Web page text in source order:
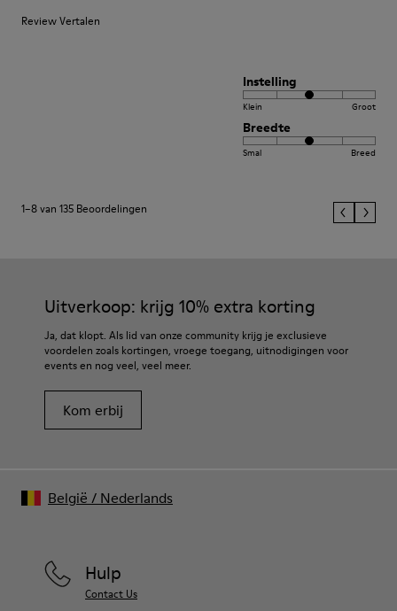
Review Vertalen
Instelling
Klein Groot
Breedte
Smal Breed
1–8 van 135 Beoordelingen
Uitverkoop: krijg 10% extra korting
Ja, dat klopt. Als lid van onze community krijg je exclusieve
voordelen zoals kortingen, vroege toegang, uitnodigingen voor
events en nog veel, veel meer.
Kom erbij
Hulp
Contact Us
België / Nederlands